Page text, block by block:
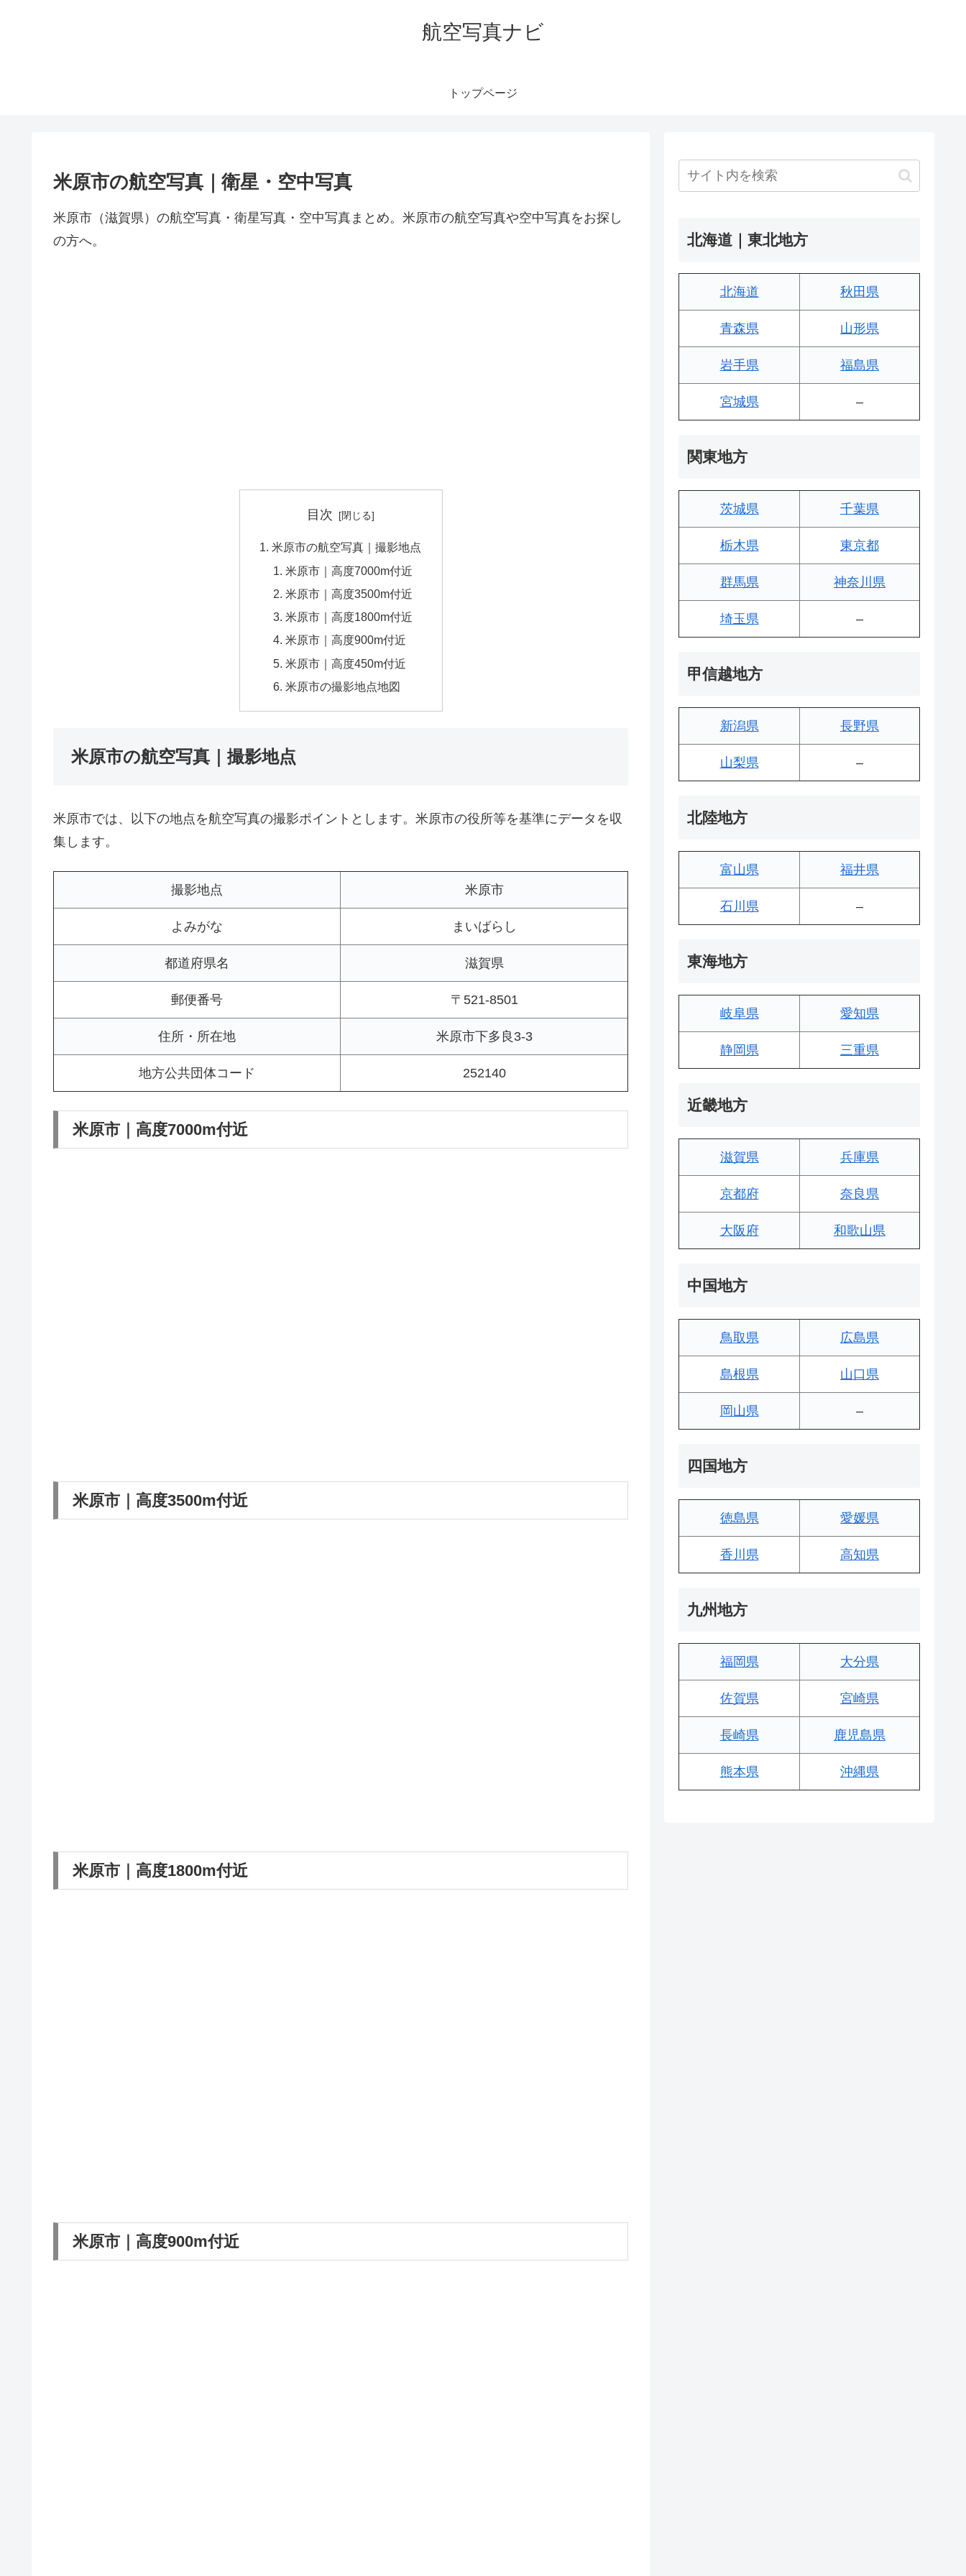
航空写真ナビ
トップページ
米原市の航空写真｜衛星・空中写真
米原市（滋賀県）の航空写真・衛星写真・空中写真まとめ。米原市の航空写真や空中写真をお探し
の方へ。
目次
米原市の航空写真｜撮影地点
米原市｜高度7000m付近
米原市｜高度3500m付近
米原市｜高度1800m付近
米原市｜高度900m付近
米原市｜高度450m付近
米原市の撮影地点地図
米原市の航空写真｜撮影地点
米原市では、以下の地点を航空写真の撮影ポイントとします。米原市の役所等を基準にデータを収
集します。
撮影地点 米原市
よみがな まいばらし
都道府県名 滋賀県
郵便番号 〒521-8501
住所・所在地 米原市下多良3-3
地方公共団体コード 252140
米原市｜高度7000m付近
米原市｜高度3500m付近
米原市｜高度1800m付近
米原市｜高度900m付近
北海道｜東北地方
北海道 秋田県
青森県 山形県
岩手県 福島県
宮城県 –
関東地方
茨城県 千葉県
栃木県 東京都
群馬県 神奈川県
埼玉県 –
甲信越地方
新潟県 長野県
山梨県 –
北陸地方
富山県 福井県
石川県 –
東海地方
岐阜県 愛知県
静岡県 三重県
近畿地方
滋賀県 兵庫県
京都府 奈良県
大阪府 和歌山県
中国地方
鳥取県 広島県
島根県 山口県
岡山県 –
四国地方
徳島県 愛媛県
香川県 高知県
九州地方
福岡県 大分県
佐賀県 宮崎県
長崎県 鹿児島県
熊本県 沖縄県